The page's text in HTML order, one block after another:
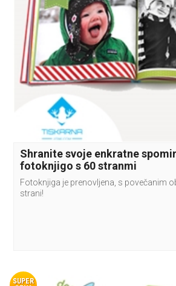
Shranite svoje enkratne
fotoknjigo s 60 stranmi
Fotoknjiga je prenovljena, s povečanim
strani!
SUPER